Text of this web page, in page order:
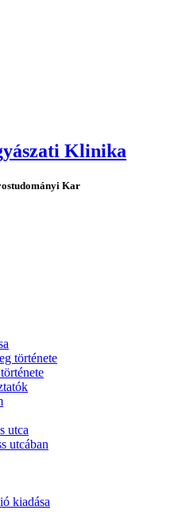
Klinika
Kar
története
utca
utcában
kiadása